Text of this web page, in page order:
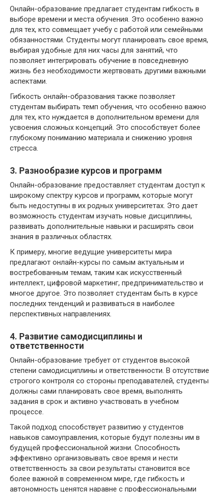
Онлайн-образование предлагает студентам гибкость в
выборе времени и места обучения. Это особенно важно
для тех, кто совмещает учебу с работой или семейными
обязанностями. Студенты могут планировать свое время,
выбирая удобные для них часы для занятий, что
позволяет интегрировать обучение в повседневную
жизнь без необходимости жертвовать другими важными
аспектами.
Гибкость онлайн-образования также позволяет
студентам выбирать темп обучения, что особенно важно
для тех, кто нуждается в дополнительном времени для
усвоения сложных концепций. Это способствует более
глубокому пониманию материала и снижению уровня
стресса.
3. Разнообразие курсов и программ
Онлайн-образование предоставляет студентам доступ к
широкому спектру курсов и программ, которые могут
быть недоступны в их родных университетах. Это дает
возможность студентам изучать новые дисциплины,
развивать дополнительные навыки и расширять свои
знания в различных областях.
К примеру, многие ведущие университеты мира
предлагают онлайн-курсы по самым актуальным и
востребованным темам, таким как искусственный
интеллект, цифровой маркетинг, предпринимательство и
многое другое. Это позволяет студентам быть в курсе
последних тенденций и развиваться в наиболее
перспективных направлениях.
4. Развитие самодисциплины и
ответственности
Онлайн-образование требует от студентов высокой
степени самодисциплины и ответственности. В отсутствие
строгого контроля со стороны преподавателей, студенты
должны сами планировать свое время, выполнять
задания в срок и активно участвовать в учебном
процессе.
Такой подход способствует развитию у студентов
навыков самоуправления, которые будут полезны им в
будущей профессиональной жизни. Способность
эффективно организовывать свое время и нести
ответственность за свои результаты становится все
более важной в современном мире, где гибкость и
автономность ценятся наравне с профессиональными